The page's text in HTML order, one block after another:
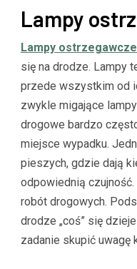
Lampy
Lampy
się na drodze. Lampy
przede wszystkim od
zwykle migające
drogowe bardzo
miejsce wypadku.
pieszych, gdzie dają
odpowiednią
robót drogowych.
drodze „coś” się
zadanie skupić uwagę